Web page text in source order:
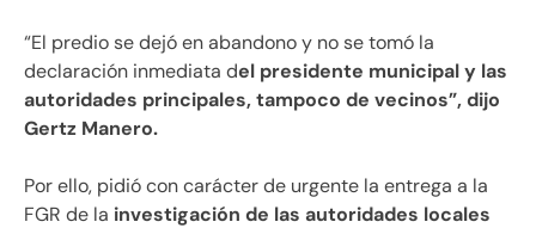
“El predio se dejó en abandono y no se tomó la
declaración inmediata del presidente municipal y las
autoridades principales, tampoco de vecinos”, dijo
Gertz Manero.
Por ello, pidió con carácter de urgente la entrega a la
FGR de la investigación de las autoridades locales